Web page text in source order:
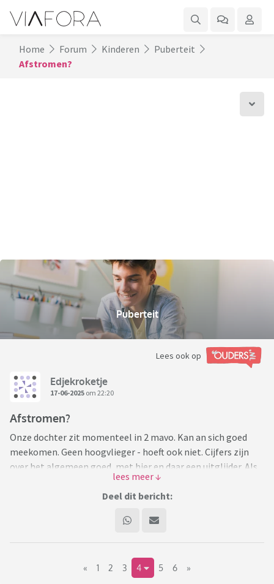
Home Forum Kinderen
Puberteit
Afstromen?
Puberteit
Lees ook op
Edjekroketje
17-06-2025 om 22:20
Afstromen?
Onze dochter zit momenteel in 2 mavo. Kan an sich goed
meekomen. Geen hoogvlieger - hoeft ook niet. Cijfers zijn
over het algemeen goed, met hier en daar een uitglijder. Als
de rest van het schooljaar gaat zoals nu kan ze over naar de
Nu geeft ze aan dat het liever naar kader wil. Ziet erg op
tegen het 3e leerjaar met toetsweken (geen toetsen meer
tussendoor). Concentreren is erg moeilijk ivm pittige ADHD
(heeft medicatie). Daarnaast vindt ze de vakkenpakketten
Deel dit bericht:
« 1 2 3 4 5 6 »